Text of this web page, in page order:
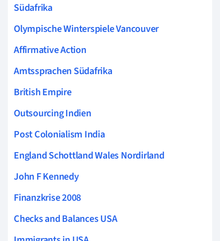
Südafrika
Olympische Winterspiele Vancouver
Affirmative Action
Amtssprachen Südafrika
British Empire
Outsourcing Indien
Post Colonialism India
England Schottland Wales Nordirland
John F Kennedy
Finanzkrise 2008
Checks and Balances USA